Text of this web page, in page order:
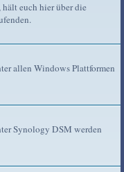
euch hier über die
allen Windows Plattformen
Synology DSM werden